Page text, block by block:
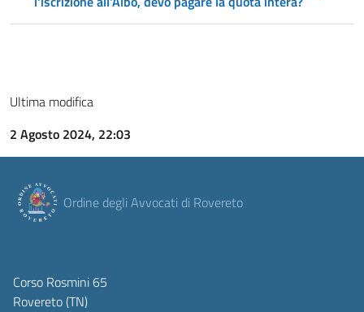
Ultima modifica
2 Agosto 2024, 22:03
Ordine degli Avvocati di Rovereto
Corso Rosmini 65
Rovereto (TN)